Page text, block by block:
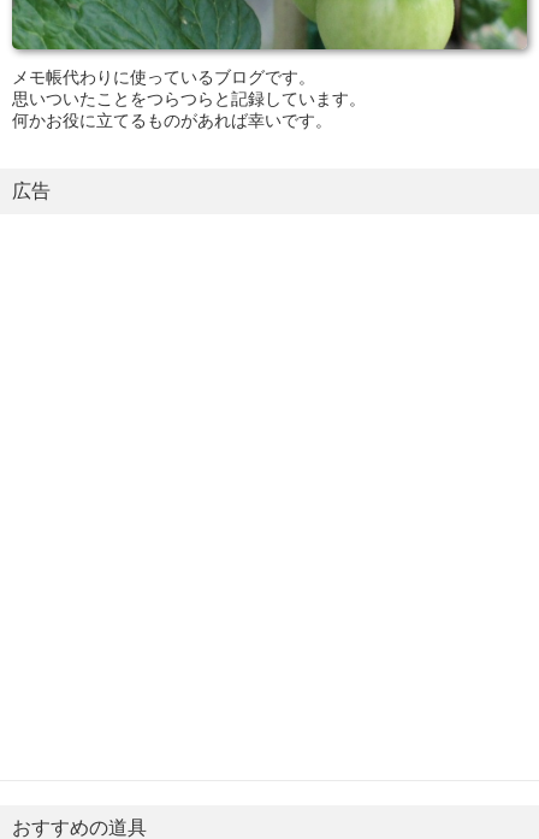
メモ帳代わりに使っているブログです。
思いついたことをつらつらと記録しています。
何かお役に立てるものがあれば幸いです。
広告
おすすめの道具